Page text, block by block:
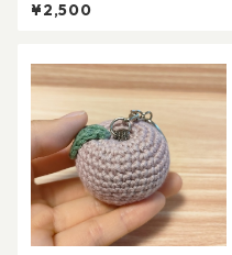
ルダー
¥2,500